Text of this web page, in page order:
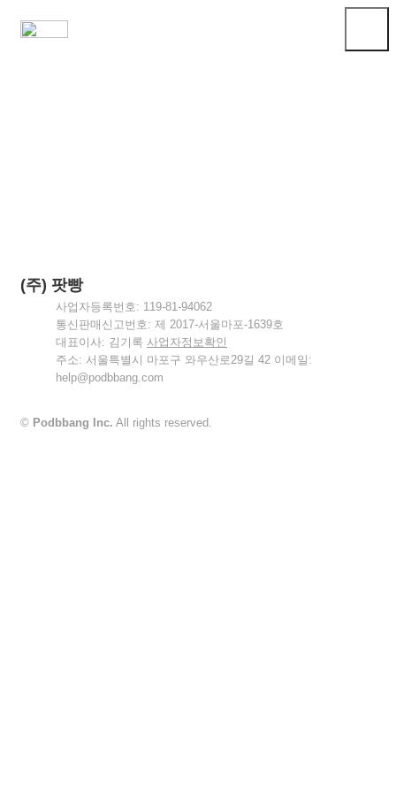
(주) 팟빵
사업자등록번호: 119-81-94062
통신판매신고번호: 제 2017-서울마포-1639호
대표이사: 김기록 사업자정보확인
주소: 서울특별시 마포구 와우산로29길 42 이메일:
help@podbbang.com
© Podbbang Inc. All rights reserved.